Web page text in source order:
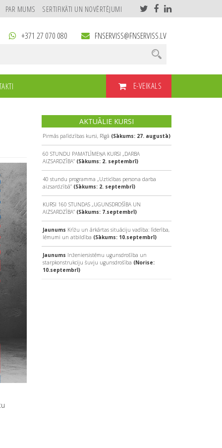
PAR MUMS SERTIFIKĀTI UN NOVĒRTĒJUMI
+371 27 070 080 FNSERVISS@FNSERVISS.LV
E-VEIKALS
AKTUĀLIE KURSI
Pirmās palīdzības kursi, Rīgā (Sākums: 27. augustā)
60 STUNDU PAMATLĪMEŅA KURSI „DARBA
AIZSARDZĪBA” (Sākums: 2. septembrī)
40 stundu programma „Uzticības persona darba
aizsardzībā” (Sākums: 2. septembrī)
KURSI 160 STUNDAS „UGUNSDROŠĪBA UN
AIZSARDZĪBA”(Sākums: 7.septembrī)
Jaunums Krīžu un ārkārtas situāciju vadība: līderība,
lēmumi un atbildība (Sākums: 10.septembrī)
Jaunums Inženiersistēmu ugunsdrošība un
starpkonstrukciju šuvju ugunsdrošība (Norise:
10.septembrī)